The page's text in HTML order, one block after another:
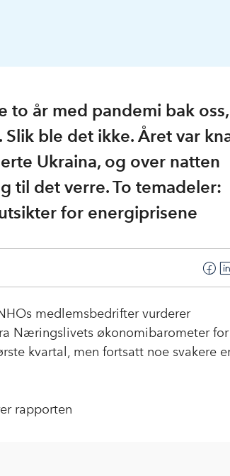
to år med pandemi bak
ble det ikke. Året var
Ukraina, og over natten
til det verre. To temadeler:
for energiprisene
F
o
L
d
medlemsbedrifter vurderer
Næringslivets økonomibarometer
kvartal, men fortsatt noe svakere
rapporten